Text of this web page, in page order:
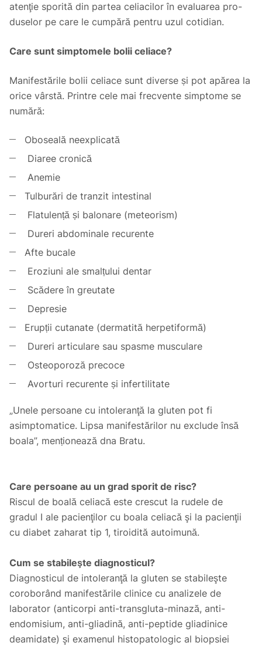
atenţie sporită din partea celiacilor în evaluarea pro-
duselor pe care le cumpără pentru uzul cotidian.
Care sunt simptomele bolii celiace?
Manifestările bolii celiace sunt diverse și pot apărea la
orice vârstă. Printre cele mai frecvente simptome se
numără:
Oboseală neexplicată
Diaree cronică
Anemie
Tulburări de tranzit intestinal
Flatulență și balonare (meteorism)
Dureri abdominale recurente
Afte bucale
Eroziuni ale smalțului dentar
Scădere în greutate
Depresie
Erupții cutanate (dermatită herpetiformă)
Dureri articulare sau spasme musculare
Osteoporoză precoce
Avorturi recurente și infertilitate
„Unele persoane cu intoleranţă la gluten pot fi
asimptomatice. Lipsa manifestărilor nu exclude însă
boala”, menționează dna Bratu.
Care persoane au un grad sporit de risc?
Riscul de boală celiacă este crescut la rudele de
gradul I ale pacienţilor cu boala celiacă şi la pacienţii
cu diabet zaharat tip 1, tiroidită autoimună.
Cum se stabileşte diagnosticul?
Diagnosticul de intoleranţă la gluten se stabileşte
coroborând manifestările clinice cu analizele de
laborator (anticorpi anti-transgluta-minază, anti-
endomisium, anti-gliadină, anti-peptide gliadinice
deamidate) şi examenul histopatologic al biopsiei